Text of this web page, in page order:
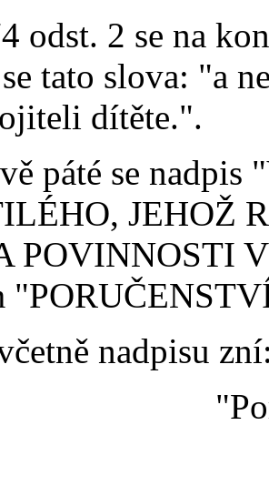
odst. 2 se na
tato slova: "a
dítěte.".
páté se
JEHOŽ
POVINNOSTI
nadpisu